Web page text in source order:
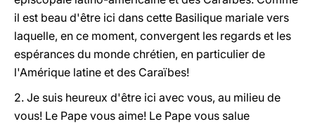
il est beau d'être ici dans cette Basilique mariale vers
laquelle, en ce moment, convergent les regards et les
espérances du monde chrétien, en particulier de
l'Amérique latine et des Caraïbes!
2. Je suis heureux d'être ici avec vous, au milieu de
vous! Le Pape vous aime! Le Pape vous salue